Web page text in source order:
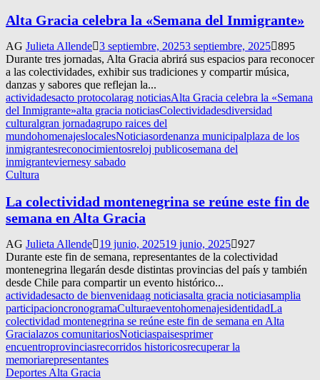
Alta Gracia celebra la «Semana del Inmigrante»
AG Julieta Allende 3 septiembre, 20253 septiembre, 2025 895
Durante tres jornadas, Alta Gracia abrirá sus espacios para reconocer
a las colectividades, exhibir sus tradiciones y compartir música,
danzas y sabores que reflejan la...
actividadesacto protocolarag noticiasAlta Gracia celebra la «Semana
del Inmigrante»alta gracia noticiasColectividadesdiversidad
culturalgran jornadagrupo raices del
mundohomenajeslocalesNoticiasordenanza municipalplaza de los
inmigrantesreconocimientosreloj publicosemana del
inmigranteviernesy sabado
Cultura
La colectividad montenegrina se reúne este fin de
semana en Alta Gracia
AG Julieta Allende 19 junio, 202519 junio, 2025 927
Durante este fin de semana, representantes de la colectividad
montenegrina llegarán desde distintas provincias del país y también
desde Chile para compartir un evento histórico...
actividadesacto de bienvenidaag noticiasalta gracia noticiasamplia
participacioncronogramaCulturaeventohomenajesidentidadLa
colectividad montenegrina se reúne este fin de semana en Alta
Gracialazos comunitariosNoticiaspaisesprimer
encuentroprovinciasrecorridos historicosrecuperar la
memoriarepresentantes
Deportes Alta Gracia